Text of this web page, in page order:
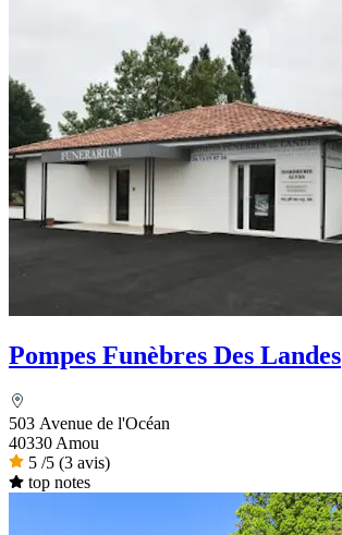
Pompes Funèbres Des Landes
503 Avenue de l'Océan
40330 Amou
5 /5 (3 avis)
top notes